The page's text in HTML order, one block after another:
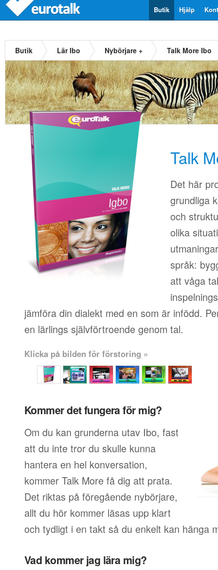
Hjälp
Butik
Butik Lär Ibo Nybörjare + Talk More Ibo
Talk
Det här
grundliga
och
olika
språk:
att våga
jämföra din dialekt med en som är infödd.
en lärlings självförtroende genom tal.
Klicka på bilden för förstoring »
Kommer det fungera för mig?
Om du kan grunderna utav Ibo, fast
att du inte tror du skulle kunna
hantera en hel konversation,
kommer Talk More få dig att prata.
Det riktas på föregående nybörjare,
allt du hör kommer läsas upp klart
och tydligt i en takt så du enkelt kan hänga
Vad kommer jag lära mig?